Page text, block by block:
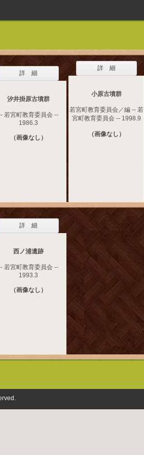
詳 細
汐井掛原古墳群
若宮町教育委員会 --
1986.3
（画像なし）
詳 細
小原古墳群
若宮町教育委員会／編 -- 若
宮町教育委員会 -- 1998.9
（画像なし）
詳 細
西ノ浦遺跡
若宮町教育委員会 --
1993.3
（画像なし）